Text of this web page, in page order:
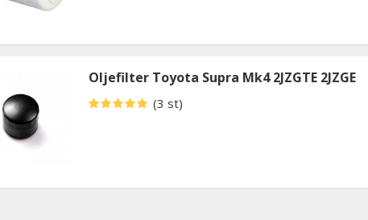
Oljefilter Toyota Supra Mk4 2JZGTE 2JZGE
(3 st)